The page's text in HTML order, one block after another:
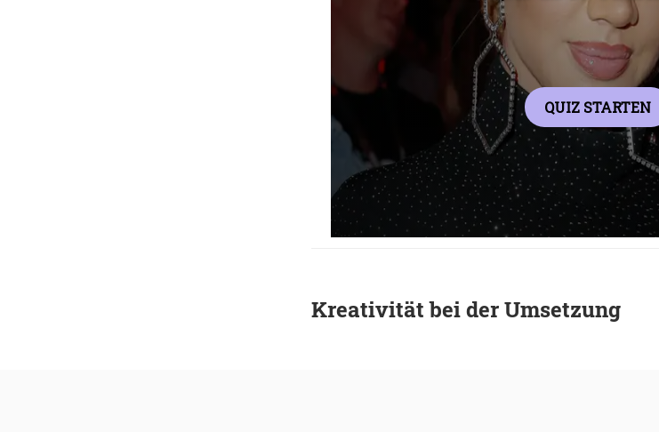
Kreativität bei der Umsetzung